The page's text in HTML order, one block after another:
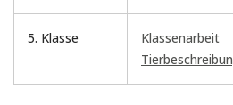
5. Klasse
Klassenarbeit